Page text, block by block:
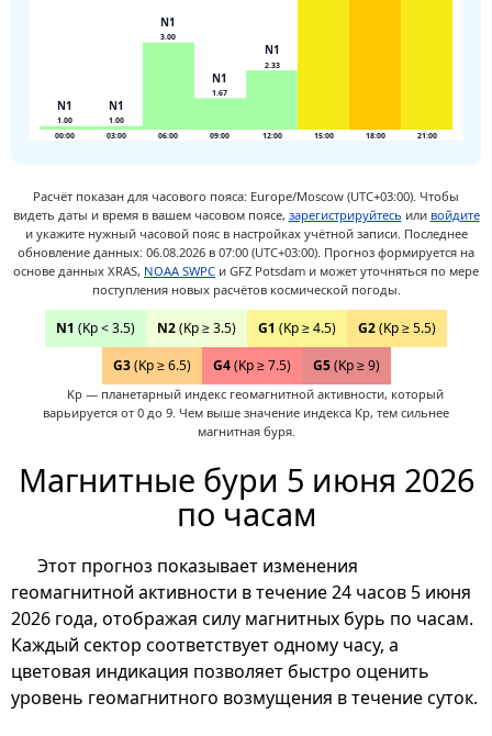
00:00
1.00
N1
03:00
1.00
N1
06:00
3.00
N1
09:00
1.67
N1
12:00
2.33
N1
15:00 18:00 21:00
Расчёт показан для часового пояса: Europe/Moscow (UTC+03:00). Чтобы
видеть даты и время в вашем часовом поясе, зарегистрируйтесь или войдите
и укажите нужный часовой пояс в настройках учётной записи. Последнее
обновление данных: 06.08.2026 в 07:00 (UTC+03:00). Прогноз формируется на
основе данных XRAS, NOAA SWPC и GFZ Potsdam и может уточняться по мере
поступления новых расчётов космической погоды.
N1 (Kp < 3.5) N2(Kp ≥ 3.5) G1 (Kp ≥ 4.5) G2(Kp ≥ 5.5)
G3 (Kp ≥ 6.5) G4 (Kp ≥ 7.5) G5 (Kp ≥ 9)
Kp — планетарный индекс геомагнитной активности, который
варьируется от 0 до 9. Чем выше значение индекса Kp, тем сильнее
магнитная буря.
Магнитные бури 5 июня 2026
по часам
Этот прогноз показывает изменения
геомагнитной активности в течение 24 часов 5 июня
2026 года, отображая силу магнитных бурь по часам.
Каждый сектор соответствует одному часу, а
цветовая индикация позволяет быстро оценить
уровень геомагнитного возмущения в течение суток.